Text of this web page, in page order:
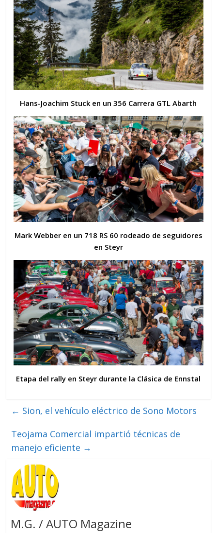
Hans-Joachim Stuck en un 356 Carrera GTL Abarth
Mark Webber en un 718 RS 60 rodeado de seguidores
en Steyr
Etapa del rally en Steyr durante la Clásica de Ennstal
← Sion, el vehículo eléctrico de Sono Motors
Teojama Comercial impartió técnicas de
manejo eficiente →
M.G. / AUTO Magazine